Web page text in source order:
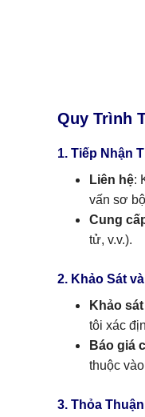
Quy Trình
1. Tiếp Nhận
Liên hệ:
vấn sơ
Cung
tử, v.v.).
2. Khảo Sát
Khảo
tôi xác
Báo giá
thuộc
3. Thỏa